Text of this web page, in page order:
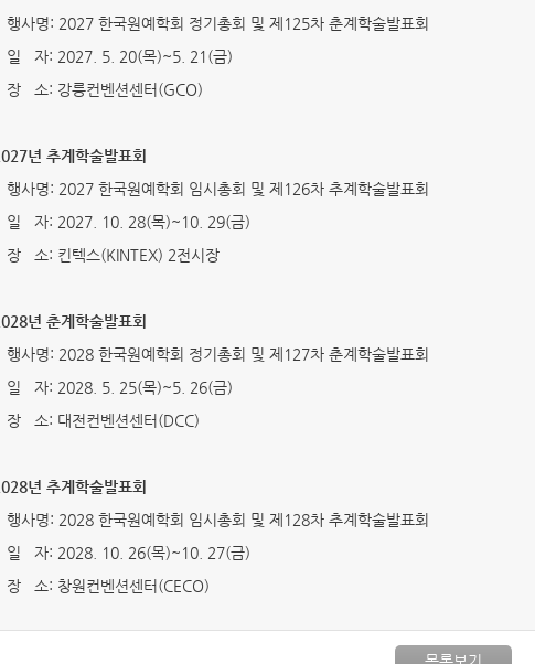
사명: 2027 한국원예학회 정기총회 및 제125차 춘계학술발표회
자: 2027. 5. 20(목)~5. 21(금)
소: 강릉컨벤션센터(GCO)
년 추계학술발표회
사명: 2027 한국원예학회 임시총회 및 제126차 추계학술발표회
자: 2027. 10. 28(목)~10. 29(금)
소: 킨텍스(KINTEX) 2전시장
년 춘계학술발표회
사명: 2028 한국원예학회 정기총회 및 제127차 춘계학술발표회
자: 2028. 5. 25(목)~5. 26(금)
소: 대전컨벤션센터(DCC)
년 추계학술발표회
사명: 2028 한국원예학회 임시총회 및 제128차 추계학술발표회
자: 2028. 10. 26(목)~10. 27(금)
소: 창원컨벤션센터(CECO)